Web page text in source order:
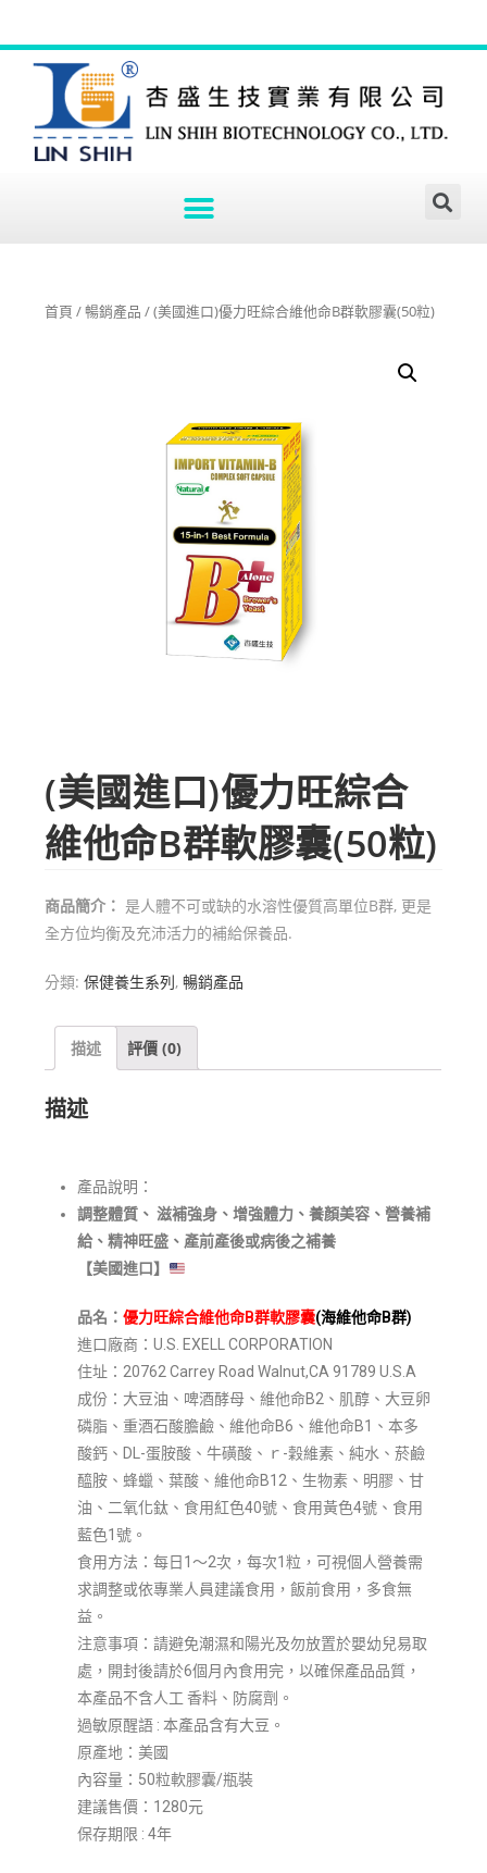
首頁 /暢銷產品 / (美國進口)優力旺綜合維他命B群軟膠囊(50粒)
(美國進口)優力旺綜合
維他命B群軟膠囊(50粒)
商品簡介： 是人體不可或缺的水溶性優質高單位B群, 更是
全方位均衡及充沛活力的補給保養品.
分類:保健養生系列,暢銷產品
描述 評價 (0)
描述
產品說明：
調整體質、 滋補強身、增強體力、養顏美容、營養補
給、精神旺盛、產前產後或病後之補養
【美國進口】
品名：優力旺綜合維他命B群軟膠囊(海維他命B群)
進口廠商：U.S. EXELL CORPORATION
住址：20762 Carrey Road Walnut,CA 91789 U.S.A
成份：大豆油、啤酒酵母、維他命B2、肌醇、大豆卵
磷脂、重酒石酸膽鹼、維他命B6、維他命B1、本多
酸鈣、DL-蛋胺酸、牛磺酸、ｒ-穀維素、純水、菸鹼
醯胺、蜂蠟、葉酸、維他命B12、生物素、明膠、甘
油、二氧化鈦、食用紅色40號、食用黃色4號、食用
藍色1號。
食用方法：每日1～2次，每次1粒，可視個人營養需
求調整或依專業人員建議食用，飯前食用，多食無
益。
注意事項：請避免潮濕和陽光及勿放置於嬰幼兒易取
處，開封後請於6個月內食用完，以確保產品品質，
本產品不含人工 香料、防腐劑。
過敏原醒語 : 本產品含有大豆。
原產地：美國
內容量：50粒軟膠囊/瓶裝
建議售價：1280元
保存期限 : 4年